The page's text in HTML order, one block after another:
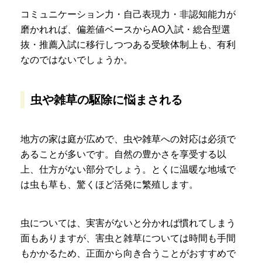
コミュニケーション力・自己表現力・非認知能力が
磨かれれば、偏差値ベースからAO入試・総合型選
抜・推薦入試に移行しつつある受験体制上も、有利
なのではないでしょうか。
虫や雑草の駆除に悩まされる
地方の家は庭が広めで、虫や雑草への対応は必須で
あることが多いです。自然の豊かさを享受する以
上、仕方がない部分でしょう。とくに温暖な地域で
は虫も草も、驚くほど活発に繁殖します。
虫については、実害がないと分かれば慣れてしまう
面もありますが、害虫と雑草については時間も手間
もかかるため、正面から向き合うことがおすすめで